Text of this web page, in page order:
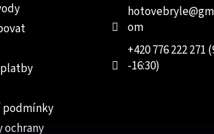
podmínky
ochrany
hotovebryle@
om
+420 776 222 271
-16:30)